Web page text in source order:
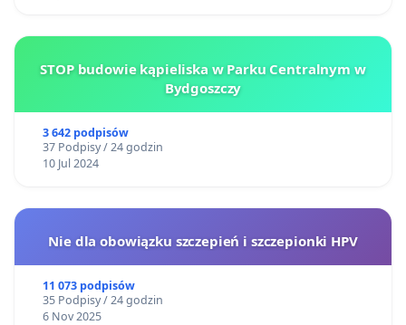
STOP budowie kąpieliska w Parku Centralnym w
Bydgoszczy
3 642 podpisów
37 Podpisy / 24 godzin
10 Jul 2024
Nie dla obowiązku szczepień i szczepionki HPV
11 073 podpisów
35 Podpisy / 24 godzin
6 Nov 2025